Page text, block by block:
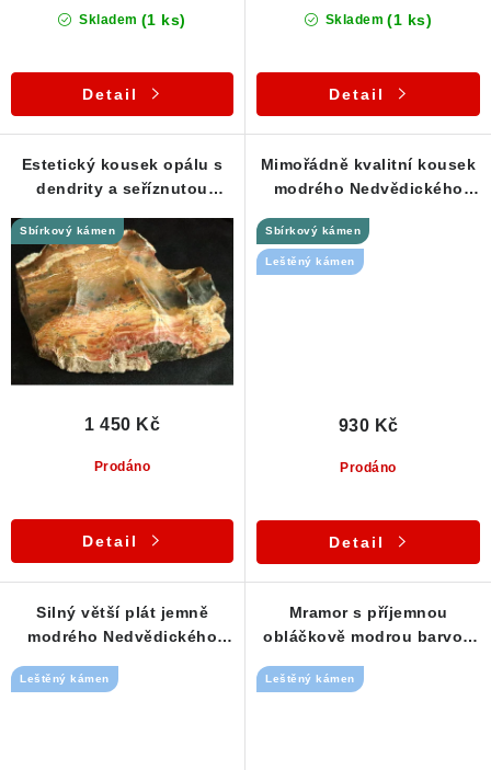
Skladem (1 ks)
Detail
Skladem (1 ks)
Detail
Estetický kousek opálu s
dendrity a seříznutou
Sbírkový kámen
Prodáno
1 450 Kč
Detail
Mimořádně kvalitní kousek
modrého Nedvědického
Sbírkový kámen
Leštěný kámen
Prodáno
930 Kč
Detail
Silný větší plát jemně
modrého Nedvědického
Leštěný kámen
Mramor s příjemnou
obláčkově modrou barvou
Leštěný kámen